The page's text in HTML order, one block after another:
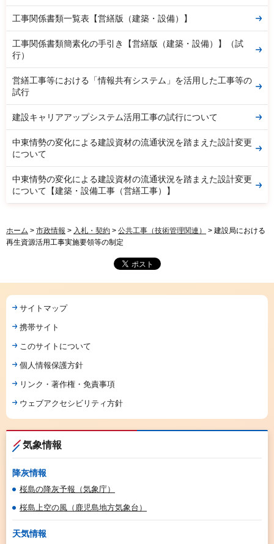
工事関係書類一覧表【営繕版（建築・設備）】
工事関係書類簡素化の手引き【営繕版（建築・設備）】（試
行）
営繕工事等における「情報共有システム」を活用した工事等の
試行
建設キャリアアップシステム活用工事の試行について
中東情勢の変化による建設資材の流通状況を踏まえた設計変更
について
中東情勢の変化による建設資材の流通状況を踏まえた設計変更
について【建築・設備工事（営繕工事）】
ホーム > 市政情報 > 入札・契約 > 公共工事（技術管理関連）
> 建設局における
再生資源活用工事実施要領等の制定
サイトマップ
携帯サイト
このサイトについて
個人情報保護方針
リンク・著作権・免責事項
ウェブアクセシビリティ方針
気象情報
降灰情報
桜島の降灰予報（気象庁）
桜島上空の風（鹿児島地方気象台）
天気情報